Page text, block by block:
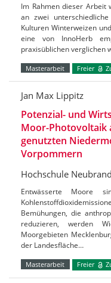
Im Rahmen dieser Arbeit
an zwei
Kulturen Winterweizen
eine von InnoHerb
praxisüblichen verglichen
Masterarbeit Freier
Jan Max Lippitz
Potenzial- und
Moor-Photovoltaik
genutzten
Vorpommern
Hochschule
Entwässerte Moore
Bemühungen, die
reduzieren, werden
Moorgebieten
der Landesfläche…
Masterarbeit Freier